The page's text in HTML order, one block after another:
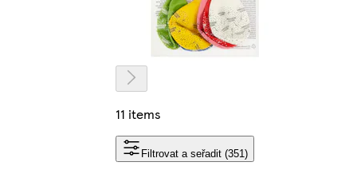
11 items
Filtrovat a seřadit (351)